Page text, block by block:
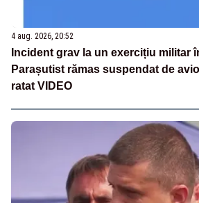
4 aug. 2026, 20:52
Incident grav la un exercițiu militar
Parașutist rămas suspendat de
ratat VIDEO